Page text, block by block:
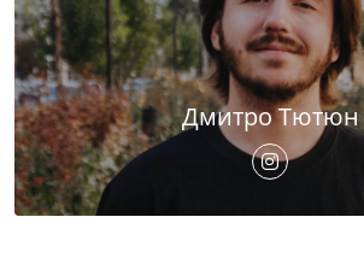
Дмитро Тютюн